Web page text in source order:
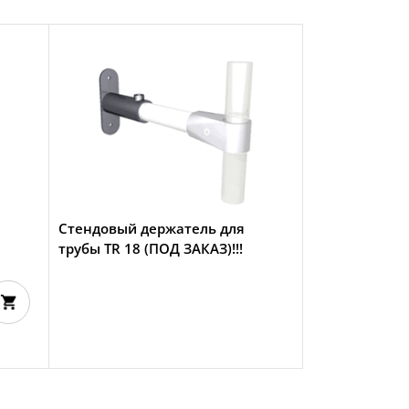
Стендовый держатель для
трубы TR 18 (ПОД ЗАКАЗ)!!!